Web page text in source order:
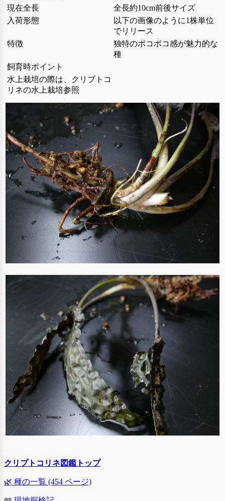
現在全長
全長約10cm前後サイズ
入荷形態
以下の画像のように1株単位
でリリース
特徴
独特のボコボコ感が魅力的な
種
飼育時ポイント
水上栽培の際は、クリプトコ
リネの水上栽培参照
クリプトコリネ図鑑トップ
🌿 種の一覧 (454 ページ)